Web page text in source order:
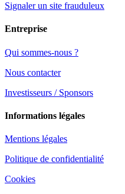
Signaler un site frauduleux
Entreprise
Qui sommes-nous ?
Nous contacter
Investisseurs / Sponsors
Informations légales
Mentions légales
Politique de confidentialité
Cookies